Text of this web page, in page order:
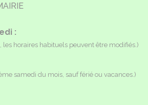
:
les horaires habituels peuvent être modifiés.)
samedi du mois, sauf férié ou vacances.)